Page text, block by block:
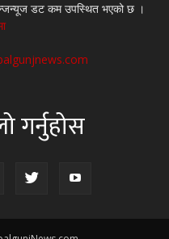
डट कम उपस्थित भएको छ ।
गर्नुहोस